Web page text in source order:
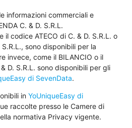
informazioni commerciali e
C. & D. S.R.L.
il codice ATECO di C. & D. S.R.L. o
sono disponibili per la
invece, come il BILANCIO o il
D. S.R.L. sono disponibili per gli
di SevenData.
inYoUniqueEasy di
raccolte presso le Camere di
normativa Privacy vigente.